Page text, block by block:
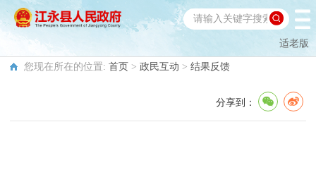
适老版
您现在所在的位置: 首页 > 政民互动 > 结果反馈
分享到：